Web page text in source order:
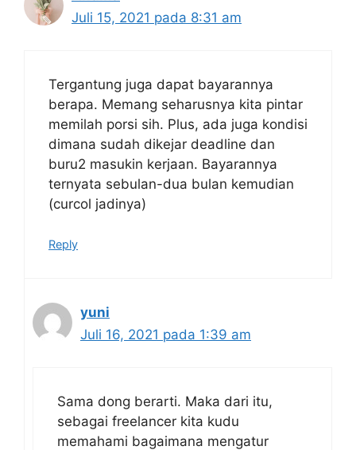
Juli 15, 2021 pada 8:31 am
Tergantung juga dapat bayarannya
berapa. Memang seharusnya kita pintar
memilah porsi sih. Plus, ada juga kondisi
dimana sudah dikejar deadline dan
buru2 masukin kerjaan. Bayarannya
ternyata sebulan-dua bulan kemudian
(curcol jadinya)
Reply
yuni
Juli 16, 2021 pada 1:39 am
Sama dong berarti. Maka dari itu,
sebagai freelancer kita kudu
memahami bagaimana mengatur